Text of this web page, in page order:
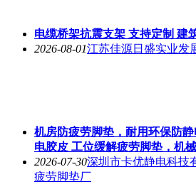
电缆桥架抗震支架 支持定制 建
2026-08-01江苏佳源日盛实业发
机房防疲劳脚垫，耐用环保防
电胶皮 工位缓解疲劳脚垫，机
2026-07-30深圳市卡优静电科技
疲劳脚垫厂